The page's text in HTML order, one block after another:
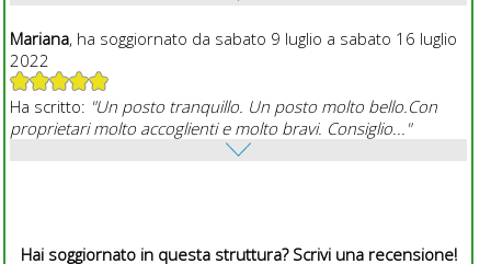
Mariana, ha soggiornato da sabato 9 luglio a sabato 16 luglio
2022
Ha scritto: "Un posto tranquillo. Un posto molto bello.Con
proprietari molto accoglienti e molto bravi. Consiglio..."
Hai soggiornato in questa struttura? Scrivi una recensione!